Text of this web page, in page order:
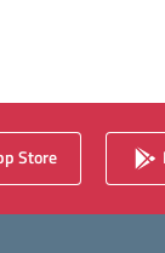
Store